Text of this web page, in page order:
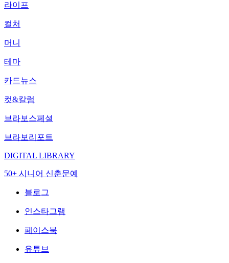
라이프
컬처
머니
테마
카드뉴스
컷&칼럼
브라보스페셜
브라보리포트
DIGITAL LIBRARY
50+ 시니어 신춘문예
블로그
인스타그램
페이스북
유튜브